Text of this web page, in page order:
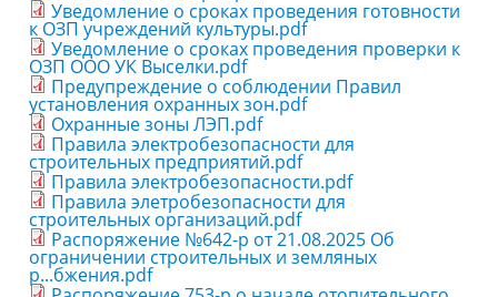
Уведомление о сроках проведения готовности
к ОЗП учреждений культуры.pdf
Уведомление о сроках проведения проверки к
ОЗП ООО УК Выселки.pdf
Предупреждение о соблюдении Правил
установления охранных зон.pdf
Охранные зоны ЛЭП.pdf
Правила электробезопасности для
строительных предприятий.pdf
Правила электробезопасности.pdf
Правила элетробезопасности для
строительных организаций.pdf
Распоряжение №642-р от 21.08.2025 Об
ограничении строительных и земляных
р...бжения.pdf